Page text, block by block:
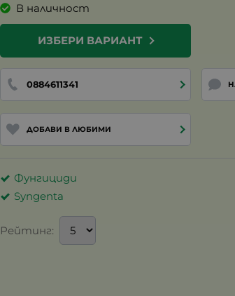
В наличност
ИЗБЕРИ ВАРИАНТ
0884611341
ДОБАВИ В ЛЮБИМИ
Фунгициди
Syngenta
Рейтинг: